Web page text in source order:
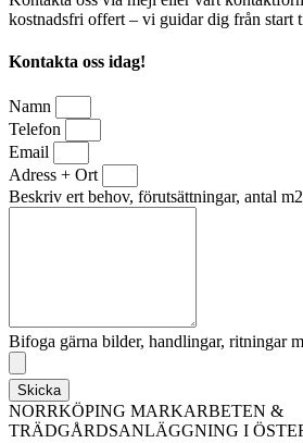
kostnadsfri offert – vi guidar dig från start
Kontakta oss idag!
Namn
Telefon
Email
Adress + Ort
Beskriv ert behov, förutsättningar, antal
Bifoga gärna bilder, handlingar, ritningar
Skicka
NORRKÖPING MARKARBETEN &
TRÄDGÅRDSANLÄGGNING I